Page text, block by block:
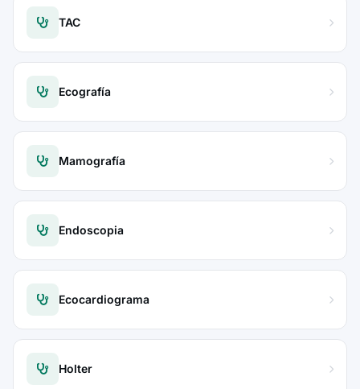
TAC
Ecografía
Mamografía
Endoscopia
Ecocardiograma
Holter